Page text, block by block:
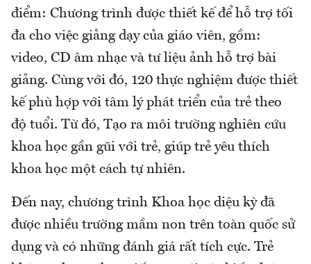
điểm: Chương trình được thiết kế để hỗ trợ tối
đa cho việc giảng dạy của giáo viên, gồm:
video, CD âm nhạc và tư liệu ảnh hỗ trợ bài
giảng. Cùng với đó, 120 thực nghiệm được thiết
kế phù hợp với tâm lý phát triển của trẻ theo
độ tuổi. Từ đó, Tạo ra môi trường nghiên cứu
khoa học gần gũi với trẻ, giúp trẻ yêu thích
khoa học một cách tự nhiên.
Đến nay, chương trình Khoa học diệu kỳ đã
được nhiều trường mầm non trên toàn quốc sử
dụng và có những đánh giá rất tích cực. Trẻ